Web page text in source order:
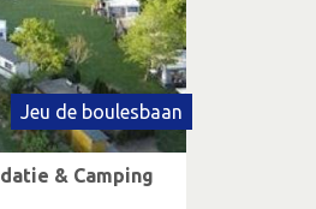
Jeu de boulesbaan
& Camping